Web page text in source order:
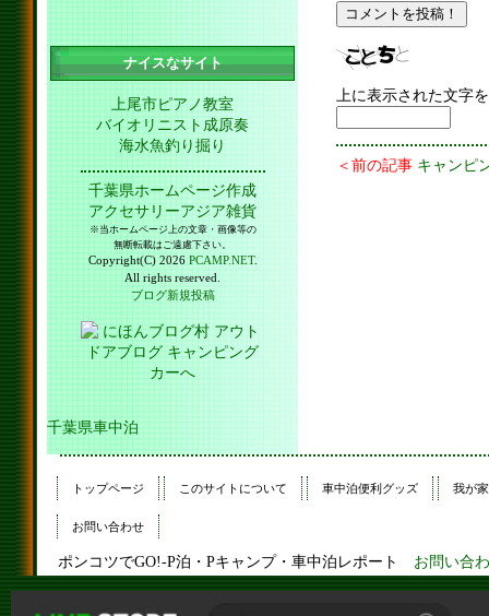
上に表示された文字
＜前の記事 キャンピ
ナイスなサイト
上尾市ピアノ教室
バイオリニスト成原奏
海水魚釣り掘り
千葉県ホームページ作成
アクセサリーアジア雑貨
※当ホームページ上の文章・画像等の
無断転載はご遠慮下さい。
Copyright(C) 2026 PCAMP.NET.
All rights reserved.
ブログ新規投稿
千葉県車中泊
トップページ このサイトについて 車中泊便利グッズ 我が
お問い合わせ
ポンコツでGO!-P泊・Pキャンプ・車中泊レポート お問い合